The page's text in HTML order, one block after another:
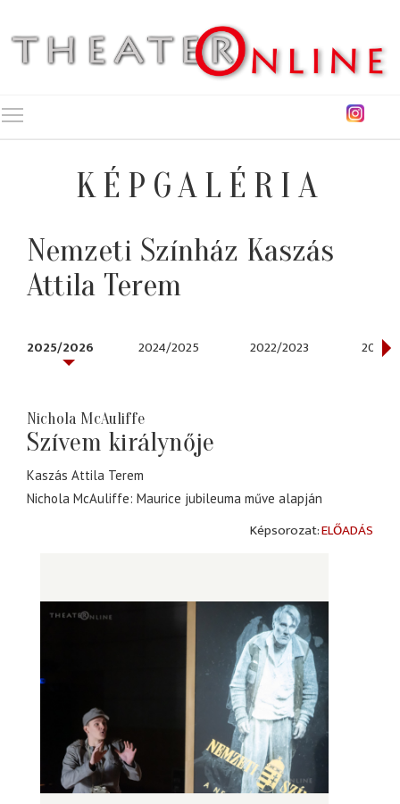
KÉPGALÉRIA
Nemzeti Színház Kaszás
Attila Terem
2025/2026 2024/2025 2022/2023 2020/
Nichola McAuliffe
Szívem királynője
Kaszás Attila Terem
Nichola McAuliffe: Maurice jubileuma műve alapján
ELŐADÁS